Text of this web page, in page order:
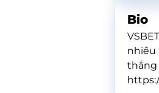
Bio
nhiều
thắng